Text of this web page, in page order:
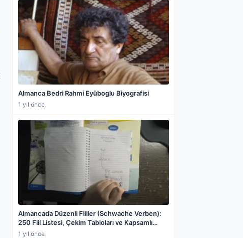
Almanca Bedri Rahmi Eyüboglu Biyografisi
1 yıl önce
Almancada Düzenli Fiiller (Schwache Verben):
250 Fiil Listesi, Çekim Tabloları ve Kapsamlı
Konu Anlatımı
1 yıl önce